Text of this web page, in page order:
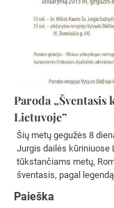
Paroda „Šventasis
Lietuvoje”
Šių metų gegužės 8
Jurgis dailės kūriniuose
tūkstančiams metų,
šventasis, pagal
Paieška